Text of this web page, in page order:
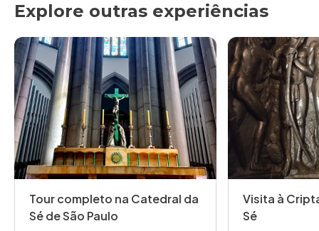
Explore outras experiências
Tour completo na Catedral da
Sé de São Paulo
Visita à
Sé